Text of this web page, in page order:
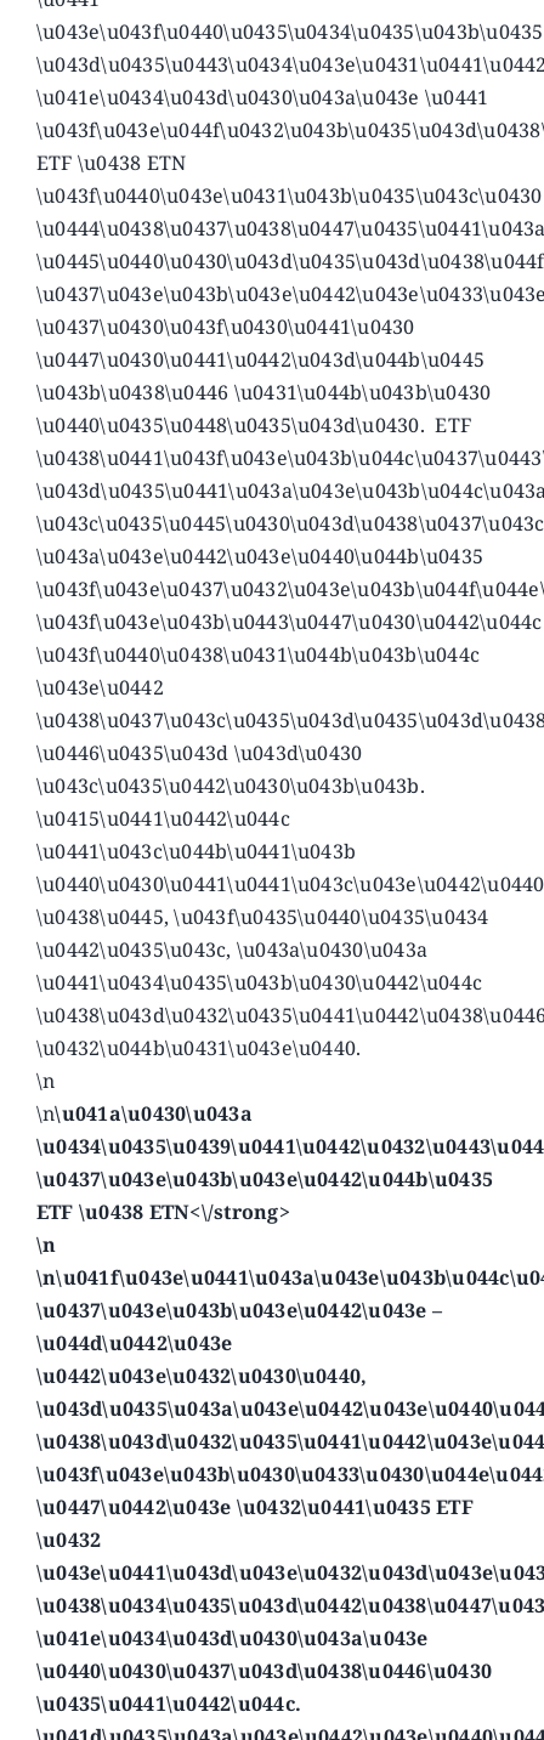
\u041e\u0434\u043d\u0430\u043a\u043e \u0441
ETF \u0438 ETN
\u043f\u0440\u043e\u0431\u043b\u0435\u043c\u0430
\u0445\u0440\u0430\u043d\u0435\u043d\u0438\u044f
\u0437\u0430\u043f\u0430\u0441\u0430
\u0447\u0430\u0441\u0442\u043d\u044b\u0445
\u043b\u0438\u0446 \u0431\u044b\u043b\u0430
\u0440\u0435\u0448\u0435\u043d\u0430. ETF
\u043a\u043e\u0442\u043e\u0440\u044b\u0435
\u043f\u043e\u043b\u0443\u0447\u0430\u0442\u044c
\u043f\u0440\u0438\u0431\u044b\u043b\u044c
\u043e\u0442
\u0446\u0435\u043d \u043d\u0430
\u043c\u0435\u0442\u0430\u043b\u043b.
\u0415\u0441\u0442\u044c
\u0441\u043c\u044b\u0441\u043b
\u0438\u0445, \u043f\u0435\u0440\u0435\u0434
\u0442\u0435\u043c, \u043a\u0430\u043a
\u0441\u0434\u0435\u043b\u0430\u0442\u044c
\u0432\u044b\u0431\u043e\u0440.
\n
\n\u041a\u0430\u043a
\u0437\u043e\u043b\u043e\u0442\u044b\u0435
ETF \u0438 ETN<\/strong>
\n
\u0437\u043e\u043b\u043e\u0442\u043e –
\u044d\u0442\u043e
\u0442\u043e\u0432\u0430\u0440,
\u0447\u0442\u043e \u0432\u0441\u0435 ETF
\u0432
\u041e\u0434\u043d\u0430\u043a\u043e
\u0440\u0430\u0437\u043d\u0438\u0446\u0430
\u0435\u0441\u0442\u044c.